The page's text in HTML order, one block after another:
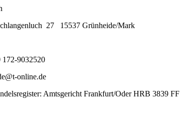
27 15537 Grünheide/Mark
9032520
online.de
Amtsgericht Frankfurt/Oder HRB 3839 FF